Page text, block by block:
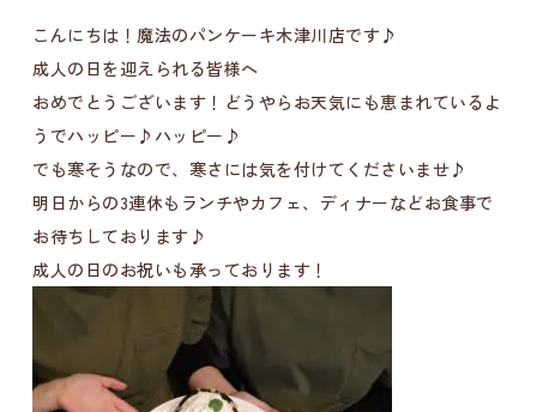
こんにちは！魔法のパンケーキ木津川店です♪
成人の日を迎えられる皆様へ
おめでとうございます！どうやらお天気にも恵まれているよ
うでハッピー♪ハッピー♪
でも寒そうなので、寒さには気を付けてくださいませ♪
明日からの3連休もランチやカフェ、ディナーなどお食事で
お待ちしております♪
成人の日のお祝いも承っております！